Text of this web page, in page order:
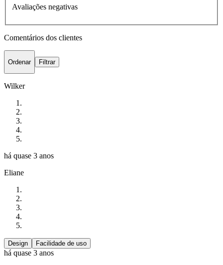
Avaliações negativas
Comentários dos clientes
Ordenar Filtrar
Wilker
há quase 3 anos
Eliane
Design Facilidade de uso
há quase 3 anos